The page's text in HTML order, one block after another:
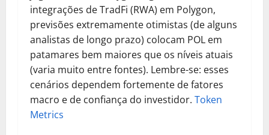
integrações de TradFi (RWA) em Polygon,
previsões extremamente otimistas (de alguns
analistas de longo prazo) colocam POL em
patamares bem maiores que os níveis atuais
(varia muito entre fontes). Lembre-se: esses
cenários dependem fortemente de fatores
macro e de confiança do investidor. Token
Metrics